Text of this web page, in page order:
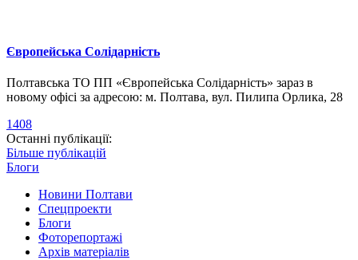
Європейська Солідарність
Полтавська ТО ПП «Європейська Солідарність» зараз в
новому офісі за адресою: м. Полтава, вул. Пилипа Орлика, 28
1408
Останні публікації:
Більше публікацій
Блоги
Новини Полтави
Спецпроекти
Блоги
Фоторепортажі
Архів матеріалів